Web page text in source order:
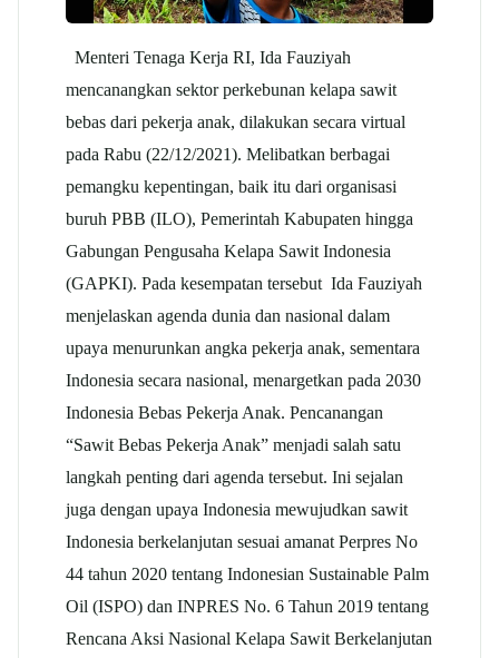
Menteri Tenaga Kerja RI, Ida Fauziyah
mencanangkan sektor perkebunan kelapa sawit
bebas dari pekerja anak, dilakukan secara virtual
pada Rabu (22/12/2021). Melibatkan berbagai
pemangku kepentingan, baik itu dari organisasi
buruh PBB (ILO), Pemerintah Kabupaten hingga
Gabungan Pengusaha Kelapa Sawit Indonesia
(GAPKI). Pada kesempatan tersebut Ida Fauziyah
menjelaskan agenda dunia dan nasional dalam
upaya menurunkan angka pekerja anak, sementara
Indonesia secara nasional, menargetkan pada 2030
Indonesia Bebas Pekerja Anak. Pencanangan
“Sawit Bebas Pekerja Anak” menjadi salah satu
langkah penting dari agenda tersebut. Ini sejalan
juga dengan upaya Indonesia mewujudkan sawit
Indonesia berkelanjutan sesuai amanat Perpres No
44 tahun 2020 tentang Indonesian Sustainable Palm
Oil (ISPO) dan INPRES No. 6 Tahun 2019 tentang
Rencana Aksi Nasional Kelapa Sawit Berkelanjutan